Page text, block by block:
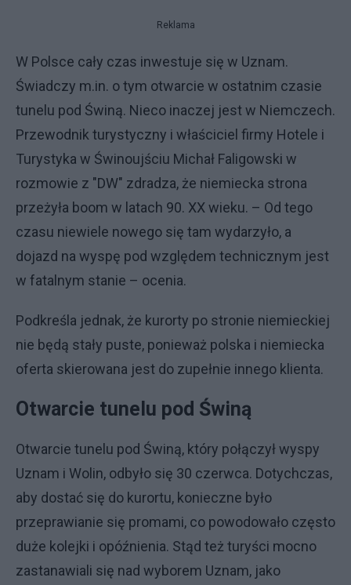
Reklama
W Polsce cały czas inwestuje się w Uznam.
Świadczy m.in. o tym otwarcie w ostatnim czasie
tunelu pod Świną. Nieco inaczej jest w Niemczech.
Przewodnik turystyczny i właściciel firmy Hotele i
Turystyka w Świnoujściu Michał Faligowski w
rozmowie z "DW" zdradza, że niemiecka strona
przeżyła boom w latach 90. XX wieku. – Od tego
czasu niewiele nowego się tam wydarzyło, a
dojazd na wyspę pod względem technicznym jest
w fatalnym stanie – ocenia.
Podkreśla jednak, że kurorty po stronie niemieckiej
nie będą stały puste, ponieważ polska i niemiecka
oferta skierowana jest do zupełnie innego klienta.
Otwarcie tunelu pod Świną
Otwarcie tunelu pod Świną, który połączył wyspy
Uznam i Wolin, odbyło się 30 czerwca. Dotychczas,
aby dostać się do kurortu, konieczne było
przeprawianie się promami, co powodowało często
duże kolejki i opóźnienia. Stąd też turyści mocno
zastanawiali się nad wyborem Uznam, jako